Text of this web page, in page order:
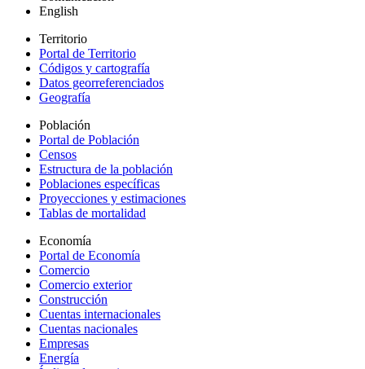
English
Territorio
Portal de Territorio
Códigos y cartografía
Datos georreferenciados
Geografía
Población
Portal de Población
Censos
Estructura de la población
Poblaciones específicas
Proyecciones y estimaciones
Tablas de mortalidad
Economía
Portal de Economía
Comercio
Comercio exterior
Construcción
Cuentas internacionales
Cuentas nacionales
Empresas
Energía